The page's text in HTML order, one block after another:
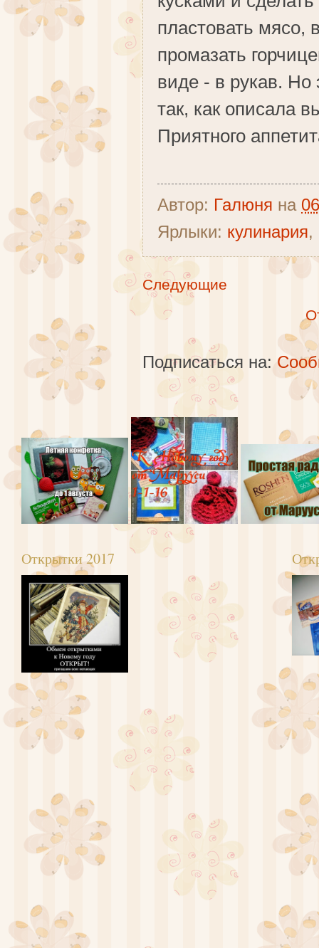
пластовать мясо,
промазать
виде - в рукав. Но
так, как описала
Приятного
Автор: Галюня на
Ярлыки: кулинария,
Следующие
Подписаться на:
Открытки 2017